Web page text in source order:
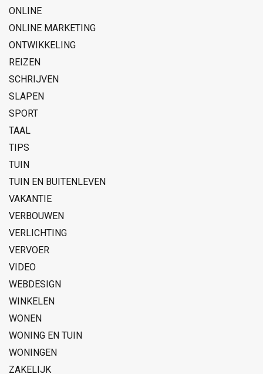
ONLINE
ONLINE MARKETING
ONTWIKKELING
REIZEN
SCHRIJVEN
SLAPEN
SPORT
TAAL
TIPS
TUIN
TUIN EN BUITENLEVEN
VAKANTIE
VERBOUWEN
VERLICHTING
VERVOER
VIDEO
WEBDESIGN
WINKELEN
WONEN
WONING EN TUIN
WONINGEN
ZAKELIJK